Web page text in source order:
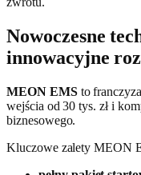
Nowoczesne
innowacyjne
MEON EMSto
wejścia od 30 tys. zł i
biznesowego.
Kluczowe zalety MEON